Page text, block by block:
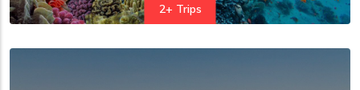
2+ Trips